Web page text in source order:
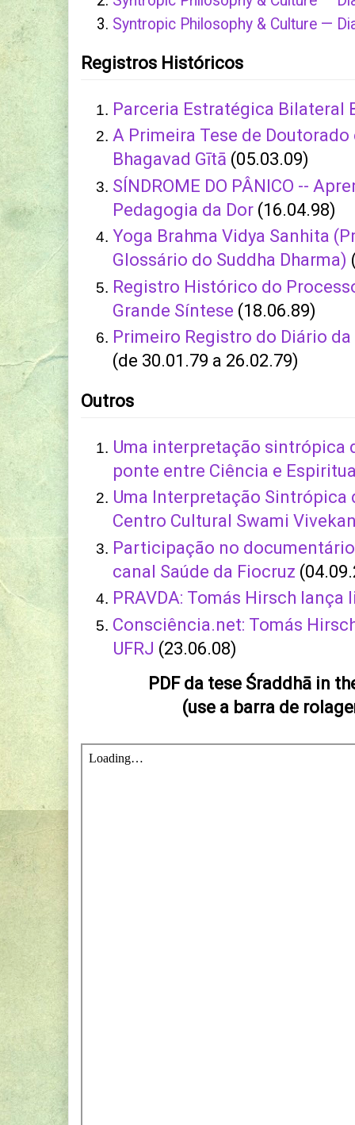
Syntropic Philosophy & Culture —
Registros Históricos
Parceria Estratégica Bilateral
A Primeira Tese de
Bhagavad Gītā (05.03.09)
SÍNDROME DO PÂNICO --
Pedagogia da Dor (16.04.98)
Yoga Brahma Vidya Sanhita
Glossário do Suddha Dharma)
Registro Histórico do
Grande Síntese (18.06.89)
Primeiro Registro do Diário
(de 30.01.79 a 26.02.79)
Outros
Uma interpretação sintrópica
ponte entre Ciência e
Uma Interpretação Sintrópica
Centro Cultural Swami
Participação no
canal Saúde da Fiocruz
PRAVDA: Tomás Hirsch lança
Consciência.net: Tomás
UFRJ (23.06.08)
PDF da tese Śraddhā in
(use a barra de